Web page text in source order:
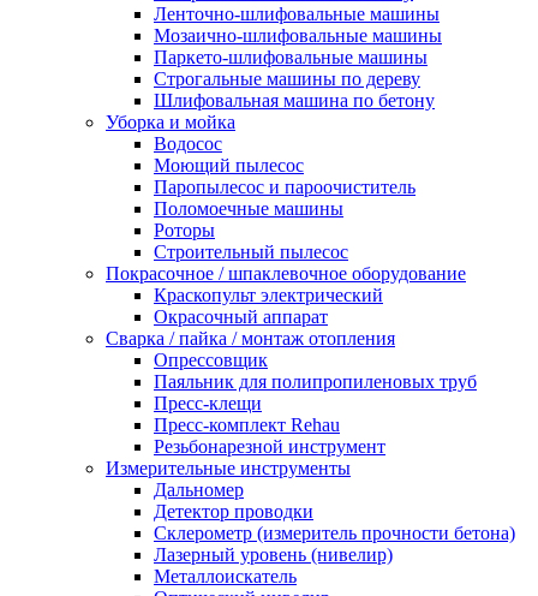
Ленточно-шлифовальные машины
Мозаично-шлифовальные машины
Паркето-шлифовальные машины
Строгальные машины по дереву
Шлифовальная машина по бетону
Уборка и мойка
Водосос
Моющий пылесос
Паропылесос и пароочиститель
Поломоечные машины
Роторы
Строительный пылесос
Покрасочное / шпаклевочное оборудование
Краскопульт электрический
Окрасочный аппарат
Сварка / пайка / монтаж отопления
Опрессовщик
Паяльник для полипропиленовых труб
Пресс-клещи
Пресс-комплект Rehau
Резьбонарезной инструмент
Измерительные инструменты
Дальномер
Детектор проводки
Склерометр (измеритель прочности бетона)
Лазерный уровень (нивелир)
Металлоискатель